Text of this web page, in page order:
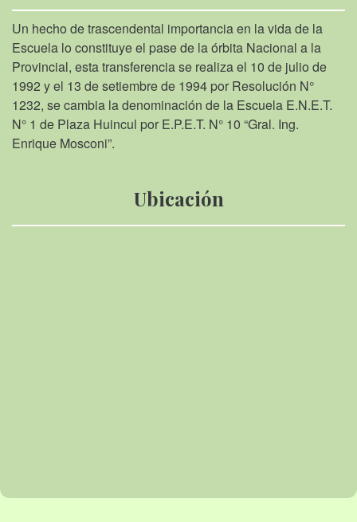
Un hecho de trascendental importancia en la vida de la
Escuela lo constituye el pase de la órbita Nacional a la
Provincial, esta transferencia se realiza el 10 de julio de
1992 y el 13 de setiembre de 1994 por Resolución N°
1232, se cambia la denominación de la Escuela E.N.E.T.
N° 1 de Plaza Huincul por E.P.E.T. N° 10 “Gral. Ing.
Enrique Mosconi”.
Ubicación